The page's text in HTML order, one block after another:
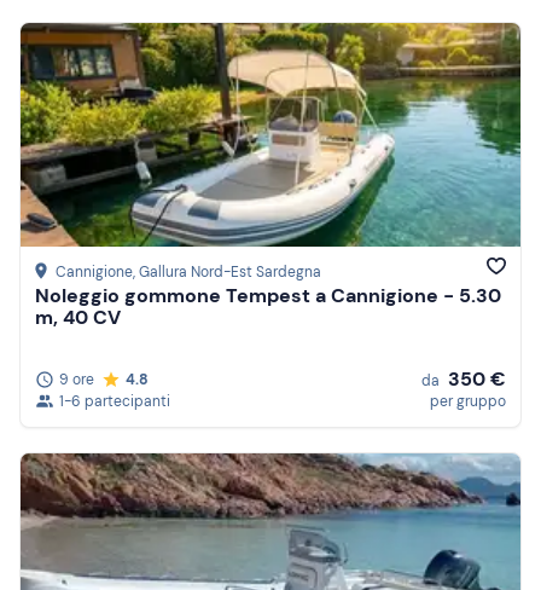
Attività consigliate
Prezzo (crescente)
Prezzo (decrescente)
Recensioni
Cannigione, Gallura Nord-Est Sardegna
Noleggio gommone Tempest a Cannigione - 5.30
m, 40 CV
9 ore
4.8
1-6 partecipanti
da 350 €
per gruppo